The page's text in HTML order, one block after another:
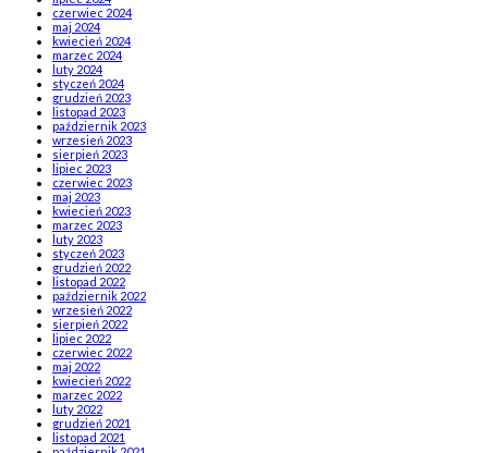
czerwiec 2024
maj 2024
kwiecień 2024
marzec 2024
luty 2024
styczeń 2024
grudzień 2023
listopad 2023
październik 2023
wrzesień 2023
sierpień 2023
lipiec 2023
czerwiec 2023
maj 2023
kwiecień 2023
marzec 2023
luty 2023
styczeń 2023
grudzień 2022
listopad 2022
październik 2022
wrzesień 2022
sierpień 2022
lipiec 2022
czerwiec 2022
maj 2022
kwiecień 2022
marzec 2022
luty 2022
grudzień 2021
listopad 2021